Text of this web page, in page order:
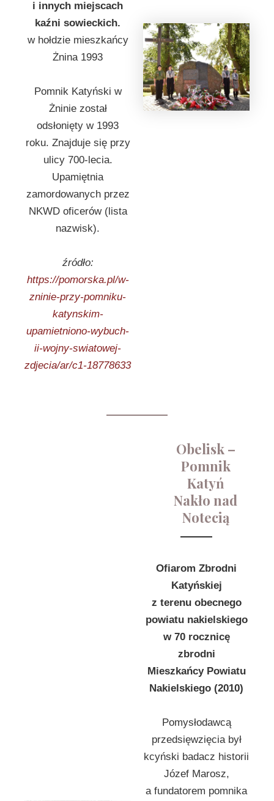
i innych miejscach
kaźni sowieckich.
w hołdzie mieszkańcy
Żnina 1993
Pomnik Katyński w
Żninie został
odsłonięty w 1993
roku. Znajduje się przy
ulicy 700-lecia.
Upamiętnia
zamordowanych przez
NKWD oficerów (lista
nazwisk).
źródło:
https://pomorska.pl/w-
zninie-przy-pomniku-
katynskim-
upamietniono-wybuch-
ii-wojny-swiatowej-
zdjecia/ar/c1-18778633
Obelisk –
Pomnik
Katyń
Nakło nad
Notecią
Ofiarom Zbrodni
Katyńskiej
z terenu obecnego
powiatu nakielskiego
w 70 rocznicę
zbrodni
Mieszkańcy Powiatu
Nakielskiego (2010)
Pomysłodawcą
przedsięwzięcia był
kcyński badacz historii
Józef Marosz,
a fundatorem pomnika